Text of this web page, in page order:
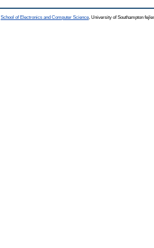
School of Electronics and Computer Science , University of Southampton